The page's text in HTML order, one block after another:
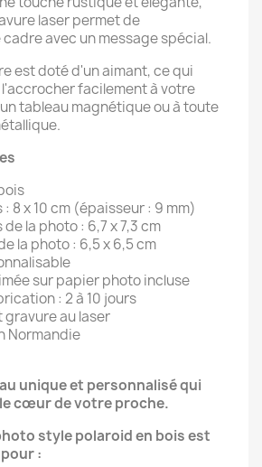
laser permet de
avec un message spécial.
est doté d'un aimant, ce qui
facilement à votre
tableau magnétique ou à toute
: 8 x 10 cm (épaisseur : 9 mm)
de la photo : 6,7 x 7,3 cm
la photo : 6,5 x 6,5 cm
sur papier photo incluse
: 2 à 10 jours
gravure au laser
Normandie
unique et personnalisé qui
cœur de votre proche.
style polaroid en bois est
: